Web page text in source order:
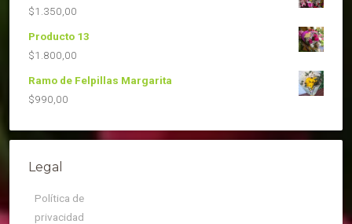
$1.350,00
Producto 13
$1.800,00
Ramo de Felpillas Margarita
$990,00
Legal
Política de
privacidad